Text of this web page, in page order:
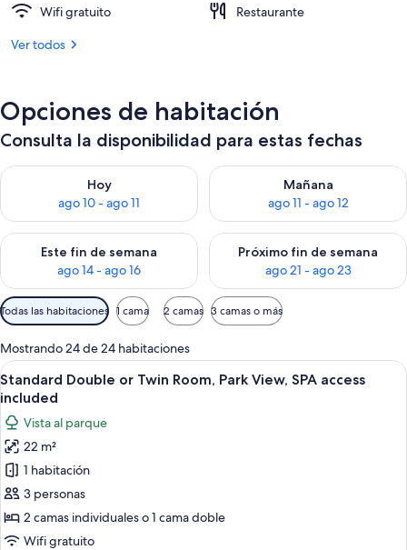
Wifi gratuito
Restaurante
Ver todos
Opciones de habitación
Consulta la disponibilidad para estas fechas
Hoy
ago 10 - ago 11
Consulta la disponibilidad para hoy ago 10 - ago 11
Mañana
ago 11 - ago 12
Consulta la disponibilidad
Este fin de semana
ago 14 - ago 16
Consulta la disponibilidad para este fin de semana ago 14 -
Próximo fin de semana
ago 21 - ago 23
Consulta la disponibilidad
Filtros
disponibles
para
las
habitaciones
Todas las habitaciones 1 cama 2 camas 3 camas o más
Mostrando 24 de 24 habitaciones
Ver
todas
las
fotos
de
Standard
Double
or
Twin
Habitación de hotel con cama,
8
Standard Double or Twin Room, Park View, SPA access
included
Vista al parque
22 m²
1 habitación
3 personas
2 camas individuales o 1 cama doble
Wifi gratuito